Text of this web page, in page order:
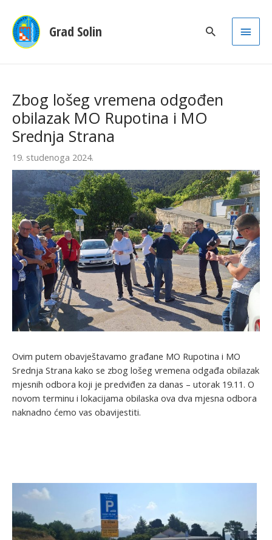
Grad Solin
Main
Zbog lošeg vremena odgođen
obilazak MO Rupotina i MO
Srednja Strana
19. studenoga 2024.
Ovim putem obavještavamo građane MO Rupotina i MO
Srednja Strana kako se zbog lošeg vremena odgađa obilazak
mjesnih odbora koji je predviđen za danas – utorak 19.11. O
novom terminu i lokacijama obilaska ova dva mjesna odbora
naknadno ćemo vas obavijestiti.